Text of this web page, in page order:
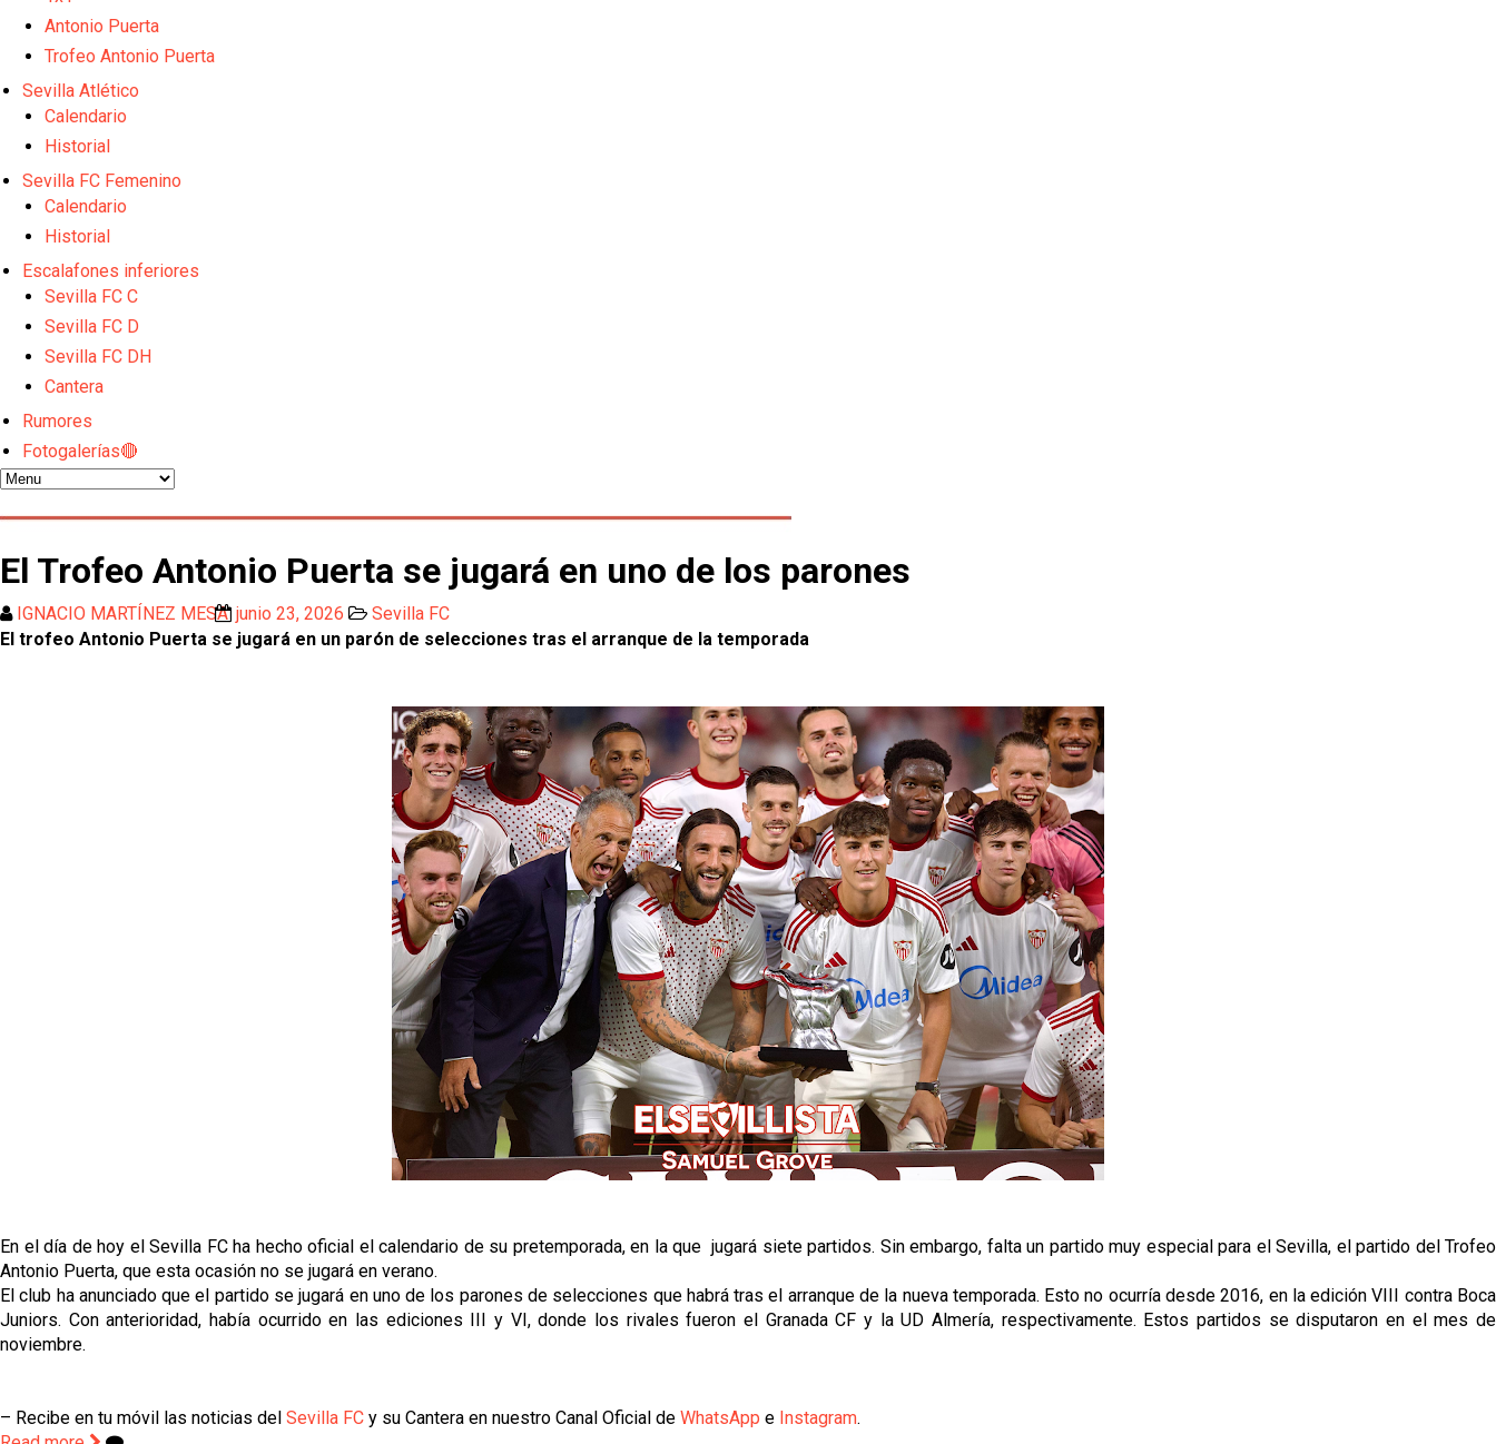
Opinión | "Carta abierta a Alberto Flores" por Rafa García
Análisis I Quién es y cómo juega Fran González
El Sevilla Juvenil A última detalles en Canarias para su debut en la Cantalejo Province Cup
Antonio Puerta
Trofeo Antonio Puerta
Sevilla Atlético
Calendario
Historial
Sevilla FC Femenino
Calendario
Historial
Escalafones inferiores
Sevilla FC C
Sevilla FC D
Sevilla FC DH
Cantera
Rumores
Fotogalerías🔴
El Trofeo Antonio Puerta se jugará en uno de los parones
IGNACIO MARTÍNEZ MESA junio 23, 2026
Sevilla FC
El trofeo Antonio Puerta se jugará en un parón de selecciones tras el arranque de la temporada
En el día de hoy el Sevilla FC ha hecho oficial el calendario de su pretemporada, en la que jugará siete partidos. Sin embargo, falta un partido muy especial para el Sevilla, el partido del Trofeo
Antonio Puerta, que esta ocasión no se jugará en verano.
El club ha anunciado que el partido se jugará en uno de los parones de selecciones que habrá tras el arranque de la nueva temporada. Esto no ocurría desde 2016, en la edición VIII contra Boca
Juniors. Con anterioridad, había ocurrido en las ediciones III y VI, donde los rivales fueron el Granada CF y la UD Almería, respectivamente. Estos partidos se disputaron en el mes de
noviembre.
– Recibe en tu móvil las noticias del Sevilla FC y su Cantera en nuestro Canal Oficial de WhatsApp e Instagram.